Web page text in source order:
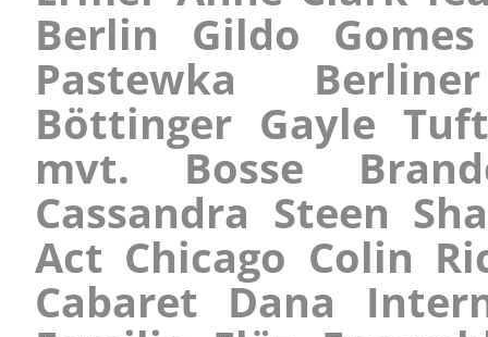
Berlin Gildo
Pastewka
Böttinger Gayle
mvt. Bosse
Cassandra Steen
Act Chicago Colin
Cabaret Dana